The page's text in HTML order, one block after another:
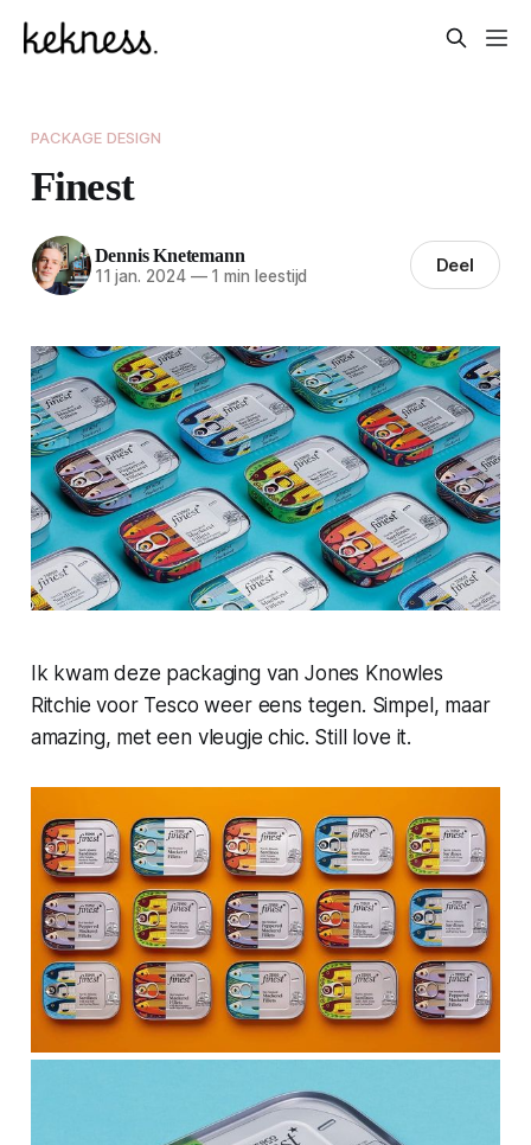
PACKAGE DESIGN
Finest
Dennis Knetemann
11 jan. 2024 —1 min leestijd Deel
Ik kwam deze packaging van Jones Knowles
Ritchie voor Tesco weer eens tegen. Simpel, maar
amazing, met een vleugje chic. Still love it.